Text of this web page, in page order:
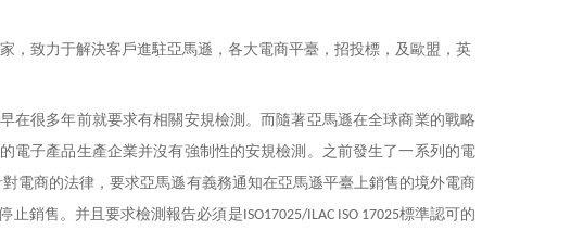
，致力于解決客戶進駐亞馬遜，各大電商平臺，招投標，及歐盟，英
在很多年前就要求有相關安規檢測。而隨著亞馬遜在全球商業的戰略
電子產品生產企業并沒有強制性的安規檢測。之前發生了一系列的電
電商的法律，要求亞馬遜有義務通知在亞馬遜平臺上銷售的境外電商
止銷售。并且要求檢測報告必須是ISO17025/ILAC ISO 17025標準認可的